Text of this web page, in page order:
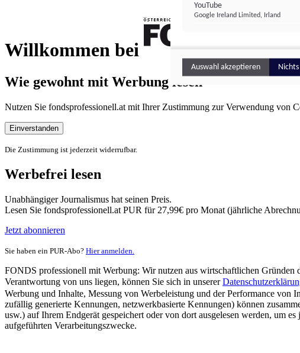
Willkommen bei
FONDS
Wie gewohnt mit Werbung lesen
Nutzen Sie fondsprofessionell.at mit Ihrer Zustimmung zur Verwendung von
Einverstanden
Die Zustimmung ist jederzeit widerrufbar.
Werbefrei lesen
Unabhängiger Journalismus hat seinen Preis.
Lesen Sie fondsprofessionell.at PUR für 27,99€ pro Monat (jährliche
Jetzt abonnieren
Sie haben ein PUR-Abo? Hier anmelden.
FONDS professionell mit Werbung: Wir nutzen aus wirtschaftlichen
Verantwortung von uns liegen, können Sie sich in unserer
Werbung und Inhalte, Messung von Werbeleistung und der Performance
zufällig generierte Kennungen, netzwerkbasierte Kennungen) können
usw.) auf Ihrem Endgerät gespeichert oder von dort ausgelesen werden, um
aufgeführten Verarbeitungszwecke.
YouTube
Google Ireland Limited, Irland
Auswahl akzeptieren